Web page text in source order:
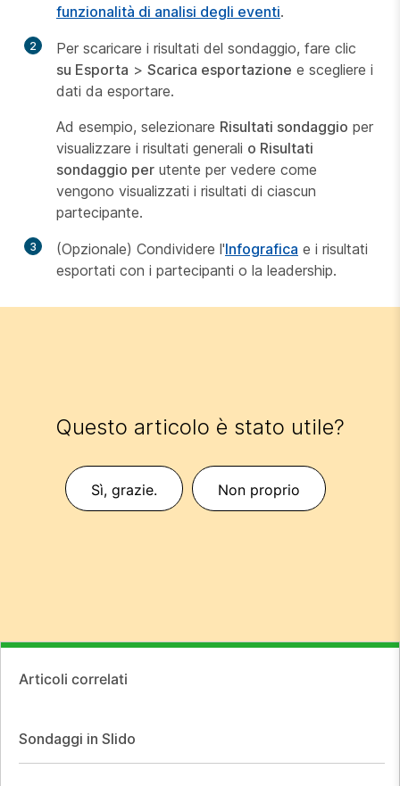
funzionalità di analisi degli eventi.
2
Per scaricare i risultati del sondaggio, fare clic
su Esporta > Scarica esportazione e scegliere i
dati da esportare.
Ad esempio, selezionare Risultati sondaggio per
visualizzare i risultati generali o Risultati
sondaggio per utente per vedere come
vengono visualizzati i risultati di ciascun
partecipante.
3 (Opzionale) Condividere l'Infografica e i risultati
esportati con i partecipanti o la leadership.
Questo articolo è stato utile?
Sì, grazie. Non proprio
Articoli correlati
Sondaggi in Slido